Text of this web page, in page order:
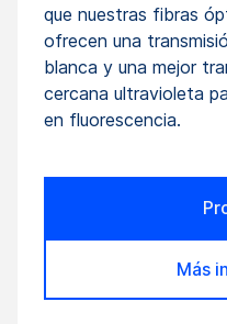
que nuestras fibras
ofrecen una
blanca y una mejor
cercana ultravioleta
en fluorescencia.
Más